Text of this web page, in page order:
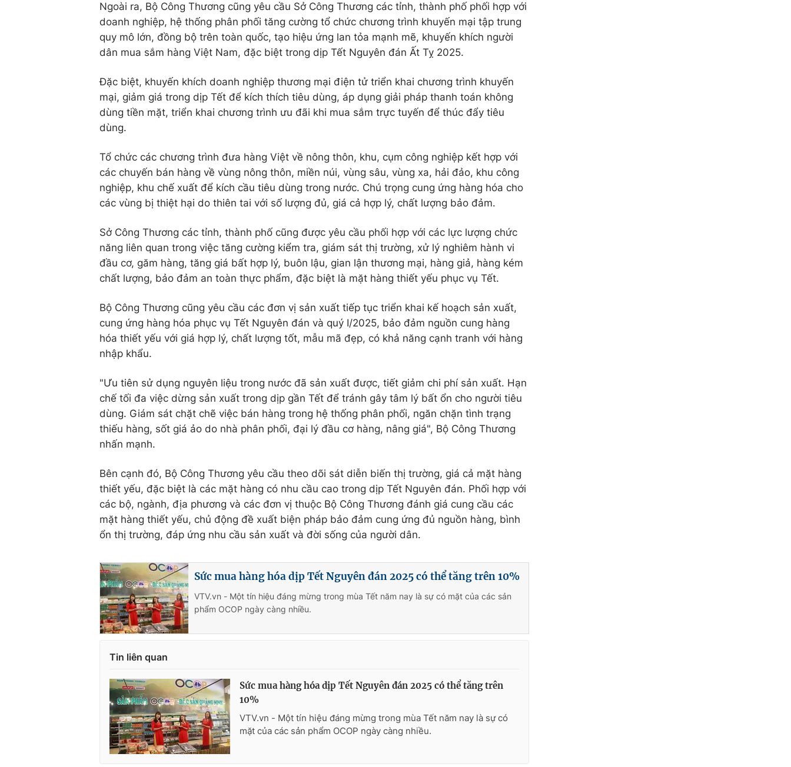
Ngoài ra, Bộ Công Thương cũng yêu cầu Sở Công Thương các tỉnh, thành phố phối hợp với
doanh nghiệp, hệ thống phân phối tăng cường tổ chức chương trình khuyến mại tập trung
quy mô lớn, đồng bộ trên toàn quốc, tạo hiệu ứng lan tỏa mạnh mẽ, khuyến khích người
dân mua sắm hàng Việt Nam, đặc biệt trong dịp Tết Nguyên đán Ất Tỵ 2025.
Đặc biệt, khuyến khích doanh nghiệp thương mại điện tử triển khai chương trình khuyến
mại, giảm giá trong dịp Tết để kích thích tiêu dùng, áp dụng giải pháp thanh toán không
dùng tiền mặt, triển khai chương trình ưu đãi khi mua sắm trực tuyến để thúc đẩy tiêu
dùng.
Tổ chức các chương trình đưa hàng Việt về nông thôn, khu, cụm công nghiệp kết hợp với
các chuyến bán hàng về vùng nông thôn, miền núi, vùng sâu, vùng xa, hải đảo, khu công
nghiệp, khu chế xuất để kích cầu tiêu dùng trong nước. Chú trọng cung ứng hàng hóa cho
các vùng bị thiệt hại do thiên tai với số lượng đủ, giá cả hợp lý, chất lượng bảo đảm.
Sở Công Thương các tỉnh, thành phố cũng được yêu cầu phối hợp với các lực lượng chức
năng liên quan trong việc tăng cường kiểm tra, giám sát thị trường, xử lý nghiêm hành vi
đầu cơ, găm hàng, tăng giá bất hợp lý, buôn lậu, gian lận thương mại, hàng giả, hàng kém
chất lượng, bảo đảm an toàn thực phẩm, đặc biệt là mặt hàng thiết yếu phục vụ Tết.
Bộ Công Thương cũng yêu cầu các đơn vị sản xuất tiếp tục triển khai kế hoạch sản xuất,
cung ứng hàng hóa phục vụ Tết Nguyên đán và quý I/2025, bảo đảm nguồn cung hàng
hóa thiết yếu với giá hợp lý, chất lượng tốt, mẫu mã đẹp, có khả năng cạnh tranh với hàng
nhập khẩu.
"Ưu tiên sử dụng nguyên liệu trong nước đã sản xuất được, tiết giảm chi phí sản xuất. Hạn
chế tối đa việc dừng sản xuất trong dịp gần Tết để tránh gây tâm lý bất ổn cho người tiêu
dùng. Giám sát chặt chẽ việc bán hàng trong hệ thống phân phối, ngăn chặn tình trạng
thiếu hàng, sốt giá ảo do nhà phân phối, đại lý đầu cơ hàng, nâng giá", Bộ Công Thương
nhấn mạnh.
Bên cạnh đó, Bộ Công Thương yêu cầu theo dõi sát diễn biến thị trường, giá cả mặt hàng
thiết yếu, đặc biệt là các mặt hàng có nhu cầu cao trong dịp Tết Nguyên đán. Phối hợp với
các bộ, ngành, địa phương và các đơn vị thuộc Bộ Công Thương đánh giá cung cầu các
mặt hàng thiết yếu, chủ động đề xuất biện pháp bảo đảm cung ứng đủ nguồn hàng, bình
ổn thị trường, đáp ứng nhu cầu sản xuất và đời sống của người dân.
Sức mua hàng hóa dịp Tết Nguyên đán 2025 có thể tăng trên 10%
VTV.vn - Một tín hiệu đáng mừng trong mùa Tết năm nay là sự có mặt của các sản
phẩm OCOP ngày càng nhiều.
Tin liên quan
Sức mua hàng hóa dịp Tết Nguyên đán 2025 có thể tăng trên
10%
VTV.vn - Một tín hiệu đáng mừng trong mùa Tết năm nay là sự có
mặt của các sản phẩm OCOP ngày càng nhiều.